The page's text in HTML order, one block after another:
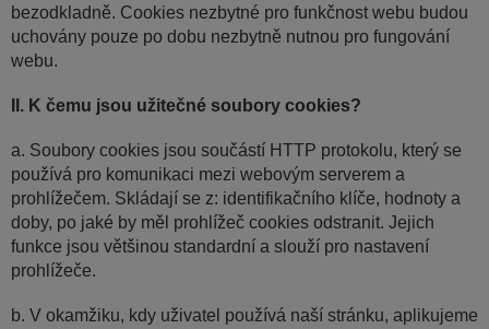
bezodkladně. Cookies nezbytné pro funkčnost webu budou
uchovány pouze po dobu nezbytně nutnou pro fungování
webu.
II. K čemu jsou užitečné soubory cookies?
a. Soubory cookies jsou součástí HTTP protokolu, který se
používá pro komunikaci mezi webovým serverem a
prohlížečem. Skládají se z: identifikačního klíče, hodnoty a
doby, po jaké by měl prohlížeč cookies odstranit. Jejich
funkce jsou většinou standardní a slouží pro nastavení
prohlížeče.
b. V okamžiku, kdy uživatel používá naší stránku, aplikujeme